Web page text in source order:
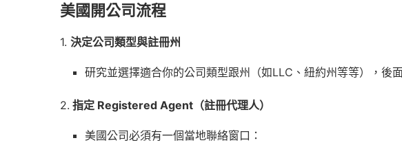
美國開公司流程
1. 決定公司類型與註冊州
研究並選擇適合你的公司類型跟州（如LLC、紐約州等等），後
2. 指定 Registered Agent（註冊代理人）
美國公司必須有一個當地聯絡窗口：